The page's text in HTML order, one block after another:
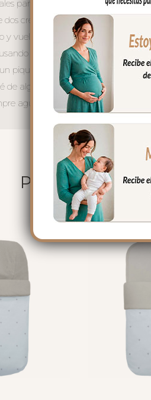
para llevar vuestras manos
cremalleras laterales. Se
vuelves a cerrar las cremalleras.
el ojal central en la parte de
piqué de algodón.
algodón o en pelo corto liso.
agua fría, jabones no abrasivos y
PRODUCTOS